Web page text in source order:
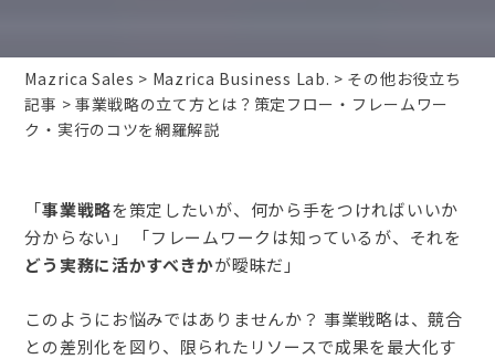
Mazrica Sales Mazrica Business Lab.
その他お役立ち
記事
事業戦略の立て方とは？策定フロー・フレームワー
ク・実行のコツを網羅解説
「事業戦略を策定したいが、何から手をつければいいか
分からない」 「フレームワークは知っているが、それを
どう実務に活かすべきかが曖昧だ」
このようにお悩みではありませんか？ 事業戦略は、競合
との差別化を図り、限られたリソースで成果を最大化す